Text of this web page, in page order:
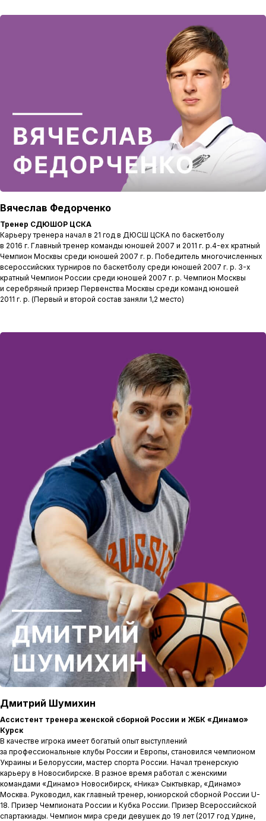
Вячеслав Федорченко
Тренер СДЮШОР ЦСКА
Карьеру тренера начал в 21 год в ДЮСШ ЦСКА по баскетболу
в 2016 г. Главный тренер команды юношей 2007 и 2011 г. р.4-ех кратный
Чемпион Москвы среди юношей 2007 г. р. Победитель многочисленных
всероссийских турниров по баскетболу среди юношей 2007 г. р. 3-х
кратный Чемпион России среди юношей 2007 г. р. Чемпион Москвы
и серебряный призер Первенства Москвы среди команд юношей
2011 г. р. (Первый и второй состав заняли 1,2 место)
Дмитрий Шумихин
Ассистент тренера женской сборной России и ЖБК «Динамо»
Курск
В качестве игрока имеет богатый опыт выступлений
за профессиональные клубы России и Европы, становился чемпионом
Украины и Белоруссии, мастер спорта России. Начал тренерскую
карьеру в Новосибирске. В разное время работал с женскими
командами «Динамо» Новосибирск, «Ника» Сыктывкар, «Динамо»
Москва. Руководил, как главный тренер, юниорской сборной России U-
18. Призер Чемпионата России и Кубка России. Призер Всероссийской
спартакиады. Чемпион мира среди девушек до 19 лет (2017 год Удине,